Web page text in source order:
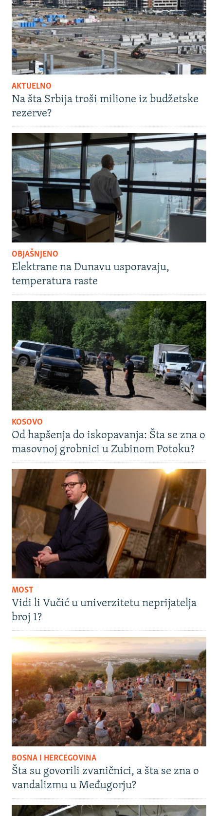
AKTUELNO
Na šta Srbija troši milione iz budžetske
rezerve?
OBJAŠNJENO
Elektrane na Dunavu usporavaju,
temperatura raste
KOSOVO
Od hapšenja do iskopavanja: Šta se zna o
masovnoj grobnici u Zubinom Potoku?
MOST
Vidi li Vučić u univerzitetu neprijatelja
broj 1?
BOSNA I HERCEGOVINA
Šta su govorili zvaničnici, a šta se zna o
vandalizmu u Međugorju?